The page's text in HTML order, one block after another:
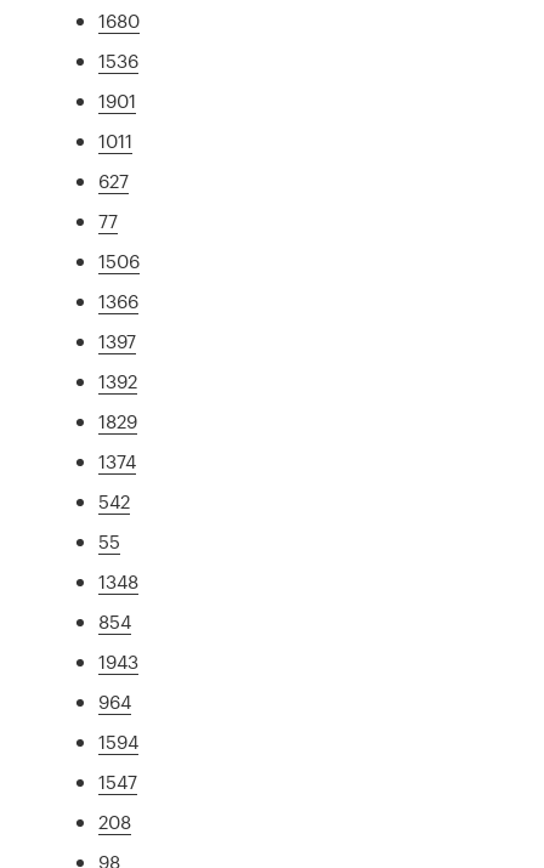
1680
1536
1901
1011
627
77
1506
1366
1397
1392
1829
1374
542
55
1348
854
1943
964
1594
1547
208
98